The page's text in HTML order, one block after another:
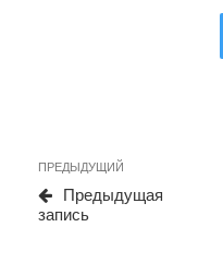
записям
Предыдущая
запись
ПРЕДЫДУЩИЙ
Предыдущая
запись